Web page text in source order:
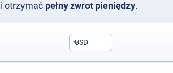
otrzymać pełny zwrot pieniędzy.
USD